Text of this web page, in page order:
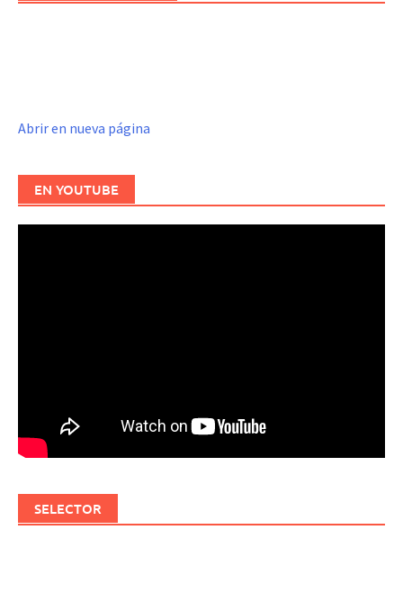
Abrir en nueva página
EN YOUTUBE
SELECTOR